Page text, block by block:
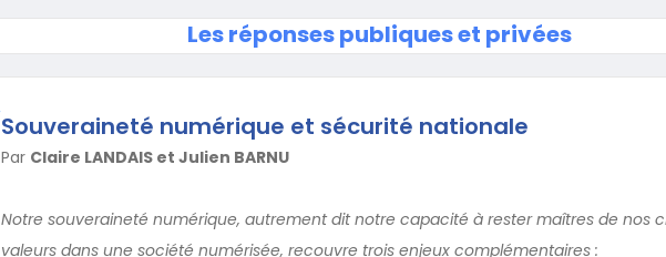
Les réponses publiques et privées
Souveraineté numérique et sécurité nationale
Par Claire LANDAIS et Julien BARNU
Notre souveraineté numérique, autrement dit notre capacité à rester maîtres de nos
valeurs dans une société numérisée, recouvre trois enjeux complémentaires :